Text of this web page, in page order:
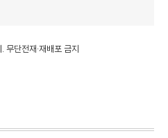
단전재·재배포 금지